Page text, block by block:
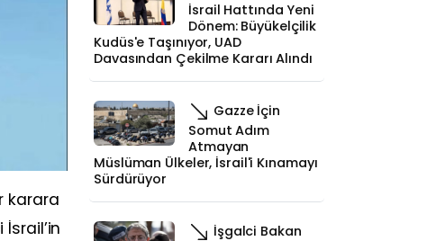
karara
İsrail Hattında Yeni
Dönem: Büyükelçilik
Kudüs'e Taşınıyor, UAD
Davasından Çekilme Kararı Alındı
Gazze İçin
Somut Adım
Atmayan
Müslüman Ülkeler, İsrail'i Kınamayı
Sürdürüyor
İşgalci Bakan